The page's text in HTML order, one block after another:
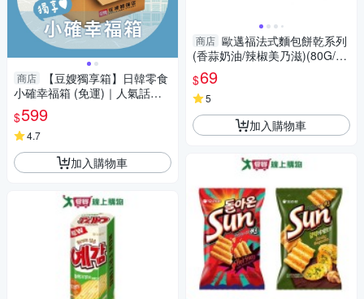
商店
【豆嫂獨享箱】日韓零食
小確幸福箱 (免運)｜人氣話題
零食｜超值綜合零食箱｜追劇
搶先新口味
$599
4.7
加入購物車
商店 歐邁福法式麵包餅乾系列
(香蒜奶油/辣椒美乃滋)(80G/
袋)【愛買】
$69
5
加入購物車